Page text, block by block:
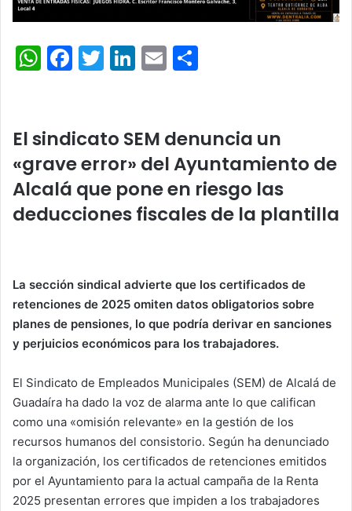
W
s
A
p
p
F
e
b
o
o
T
er
Li
e
dI
n
E
l
p
ar
tir
El sindicato SEM denuncia un
«grave error» del Ayuntamiento de
Alcalá que pone en riesgo las
deducciones fiscales de la plantilla
La sección sindical advierte que los certificados de
retenciones de 2025 omiten datos obligatorios sobre
planes de pensiones, lo que podría derivar en sanciones
y perjuicios económicos para los trabajadores.
El Sindicato de Empleados Municipales (SEM) de Alcalá de
Guadaíra ha dado la voz de alarma ante lo que califican
como una «omisión relevante» en la gestión de los
recursos humanos del consistorio. Según ha denunciado
la organización, los certificados de retenciones emitidos
por el Ayuntamiento para la actual campaña de la Renta
2025 presentan errores que impiden a los trabajadores